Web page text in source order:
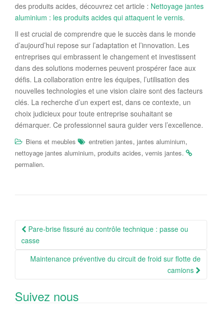
des produits acides, découvrez cet article : Nettoyage jantes
aluminium : les produits acides qui attaquent le vernis.
Il est crucial de comprendre que le succès dans le monde
d’aujourd’hui repose sur l’adaptation et l’innovation. Les
entreprises qui embrassent le changement et investissent
dans des solutions modernes peuvent prospérer face aux
défis. La collaboration entre les équipes, l’utilisation des
nouvelles technologies et une vision claire sont des facteurs
clés. La recherche d’un expert est, dans ce contexte, un
choix judicieux pour toute entreprise souhaitant se
démarquer. Ce professionnel saura guider vers l’excellence.
Biens et meubles entretien jantes, jantes aluminium,
nettoyage jantes aluminium, produits acides, vernis jantes.
permalien.
Navigation
Article
Pare-brise fissuré au contrôle technique : passe ou
casse
Maintenance préventive du circuit de froid sur flotte de
camions
Suivez nous